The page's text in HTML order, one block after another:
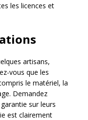
les licences et
artisans,
vous que les
le matériel, la
Demandez
sur leurs
est clairement